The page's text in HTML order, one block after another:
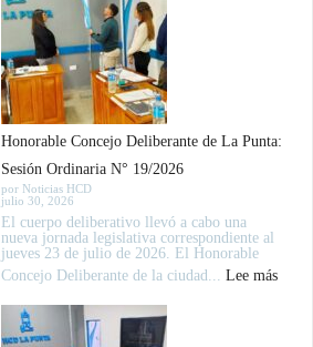
Ordinaria
legislativo
2026
Comisiones
Honorable Concejo Deliberante de La Punta:
Sesión Ordinaria N° 19/2026
por Noticias HCD
julio 30, 2026
El cuerpo deliberativo llevó a cabo una
nueva jornada legislativa correspondiente al
jueves 23 de julio de 2026. El Honorable
Concejo Deliberante de la ciudad... Lee más: